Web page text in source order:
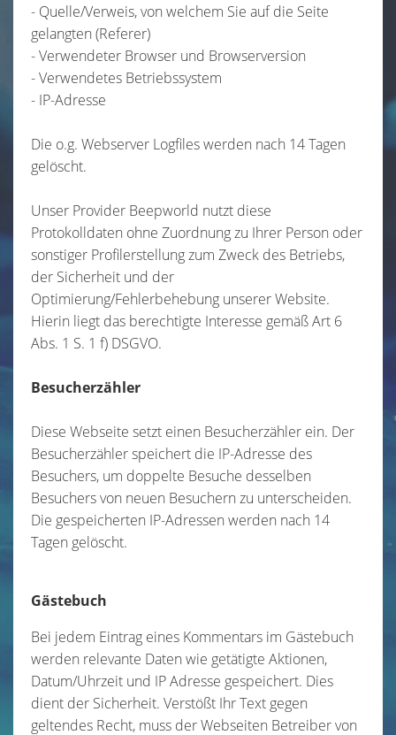
- Quelle/Verweis, von welchem Sie auf die Seite
gelangten (Referer)
- Verwendeter Browser und Browserversion
- Verwendetes Betriebssystem
- IP-Adresse
Die o.g. Webserver Logfiles werden nach 14 Tagen
gelöscht.
Unser Provider Beepworld nutzt diese
Protokolldaten ohne Zuordnung zu Ihrer Person oder
sonstiger Profilerstellung zum Zweck des Betriebs,
der Sicherheit und der
Optimierung/Fehlerbehebung unserer Website.
Hierin liegt das berechtigte Interesse gemäß Art 6
Abs. 1 S. 1 f) DSGVO.
Besucherzähler
Diese Webseite setzt einen Besucherzähler ein. Der
Besucherzähler speichert die IP-Adresse des
Besuchers, um doppelte Besuche desselben
Besuchers von neuen Besuchern zu unterscheiden.
Die gespeicherten IP-Adressen werden nach 14
Tagen gelöscht.
Gästebuch
Bei jedem Eintrag eines Kommentars im Gästebuch
werden relevante Daten wie getätigte Aktionen,
Datum/Uhrzeit und IP Adresse gespeichert. Dies
dient der Sicherheit. Verstößt Ihr Text gegen
geltendes Recht, muss der Webseiten Betreiber von